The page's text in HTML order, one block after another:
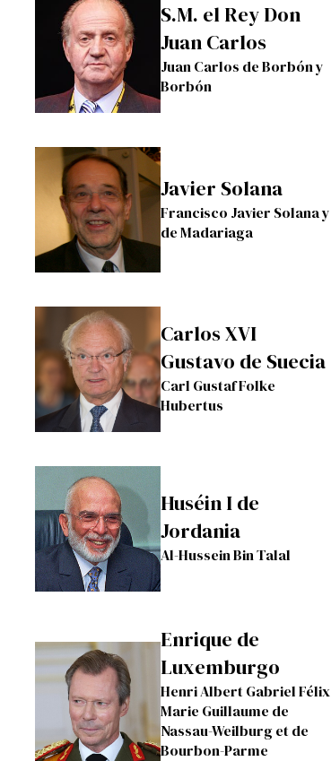
S.M. el Rey Don
Juan Carlos
Juan Carlos de Borbón y
Borbón
Javier Solana
Francisco Javier Solana y
de Madariaga
Carlos XVI
Gustavo de Suecia
Carl Gustaf Folke
Hubertus
Huséin I de
Jordania
Al-Hussein Bin Talal
Enrique de
Luxemburgo
Henri Albert Gabriel Félix
Marie Guillaume de
Nassau-Weilburg et de
Bourbon-Parme